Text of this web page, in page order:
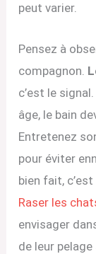
peut varier.
Pensez à
compagnon.
c’est le
âge, le bain
Entretenez
pour éviter
bien fait,
Raser les
envisager
de leur